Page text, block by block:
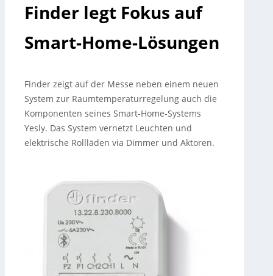
Finder legt Fokus auf
Smart-Home-Lösungen
Finder zeigt auf der Messe neben einem neuen
System zur Raumtemperaturregelung auch die
Komponenten seines Smart-Home-Systems
Yesly. Das System vernetzt Leuchten und
elektrische Rollläden via Dimmer und Aktoren.